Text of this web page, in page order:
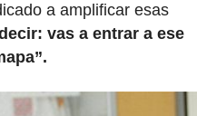
a amplificar esas
vas a entrar a ese